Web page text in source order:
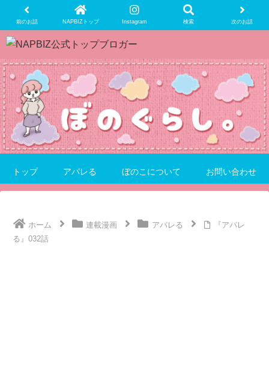
前のお話 NAPBIZトップ Instagram 検索 次のお話
トップ アパレる ぼのこについて お問い合わせ
ホーム 連載漫画 アパレる
『アパレ
る』032話